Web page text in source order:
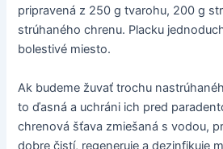
pripravená z 250 g tvarohu, 200 g
strúhaného chrenu. Placku
bolestivé miesto.
Ak budeme žuvať trochu
to ďasná a uchráni ich pred
chrenová šťava zmiešaná s vodou,
dobre čistí, regeneruje a dezinfikuje